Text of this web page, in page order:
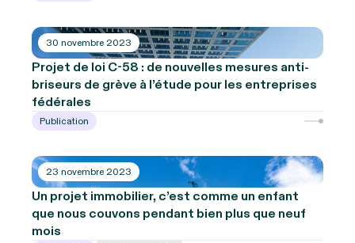
30 novembre 2023
Projet de loi C-58 : de nouvelles mesures anti-
briseurs de grève à l’étude pour les entreprises
fédérales
Publication
23 novembre 2023
Un projet immobilier, c’est comme un enfant
que nous couvons pendant bien plus que neuf
mois